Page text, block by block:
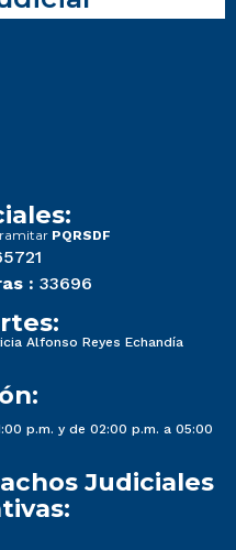
PQRSDF
: 33696
Alfonso Reyes Echandía
p.m. y de 02:00 p.m. a 05:00
Judiciales